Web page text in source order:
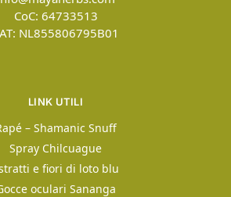
CoC: 64733513
NL855806795B01
LINK UTILI
– Shamanic Snuff
Spray Chilcuague
e fiori di loto blu
oculari Sananga